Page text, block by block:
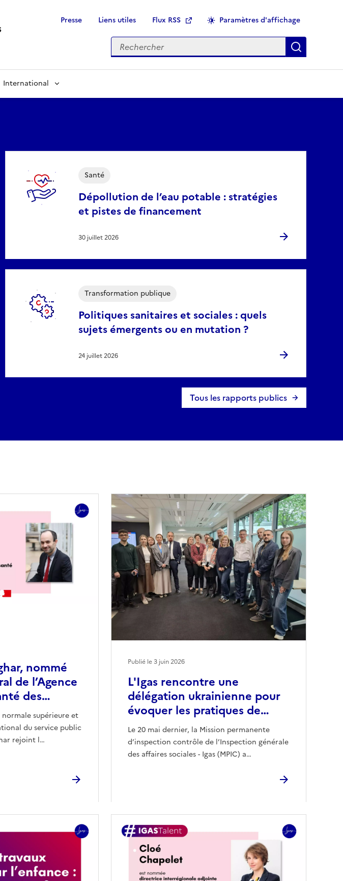
Presse Liens utiles Flux RSS Paramètres d'affichage
Rechercher
International
Dépollution de l’eau potable : stratégies
et pistes de financement
30 juillet 2026
Santé
Politiques sanitaires et sociales : quels
sujets émergents ou en mutation ?
24 juillet 2026
Transformation publique
Tous les rapports publics
nommé
de l’Agence
des…
normale supérieure et
du service public
rejoint l…
L'Igas rencontre une
délégation ukrainienne pour
évoquer les pratiques de…
Le 20 mai dernier, la Mission permanente
d’inspection contrôle de l’Inspection générale
des affaires sociales - Igas (MPIC) a…
Publié le3 juin 2026